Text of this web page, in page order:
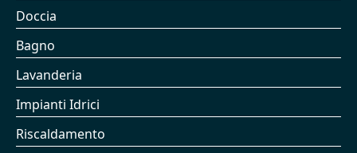
Doccia
Bagno
Lavanderia
Impianti Idrici
Riscaldamento